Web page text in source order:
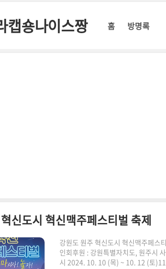
캡숑나이스짱 홈 방명록
신도시 혁신맥주페스티벌 축제
강원도 원주 혁신도시 혁신맥주페
인회후원 : 강원특별자치도, 원주시
시 2024. 10. 10 (목) ~ 10. 12 (토